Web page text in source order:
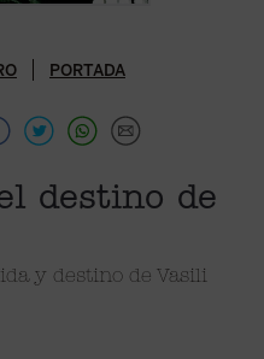
PORTADA
destino de
y destino de Vasili